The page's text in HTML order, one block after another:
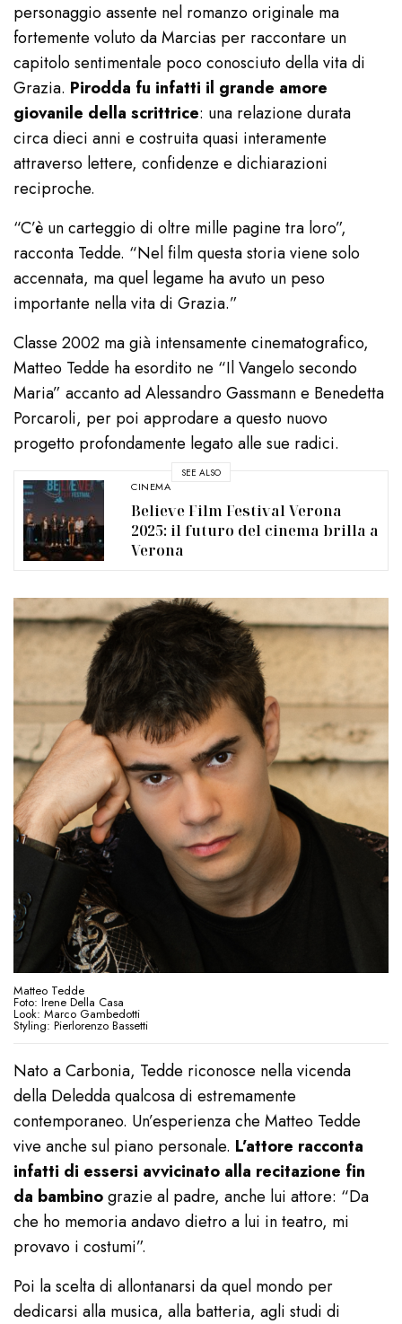
personaggio assente nel romanzo originale ma
fortemente voluto da Marcias per raccontare un
capitolo sentimentale poco conosciuto della vita di
Grazia. Pirodda fu infatti il grande amore
giovanile della scrittrice: una relazione durata
circa dieci anni e costruita quasi interamente
attraverso lettere, confidenze e dichiarazioni
reciproche.
“C’è un carteggio di oltre mille pagine tra loro”,
racconta Tedde. “Nel film questa storia viene solo
accennata, ma quel legame ha avuto un peso
importante nella vita di Grazia.”
Classe 2002 ma già intensamente cinematografico,
Matteo Tedde ha esordito ne “Il Vangelo secondo
Maria” accanto ad Alessandro Gassmann e Benedetta
Porcaroli, per poi approdare a questo nuovo
progetto profondamente legato alle sue radici.
SEE ALSO
CINEMA
Believe Film Festival Verona
2025: il futuro del cinema brilla a
Verona
Matteo Tedde
Foto: Irene Della Casa
Look: Marco Gambedotti
Styling: Pierlorenzo Bassetti
Nato a Carbonia, Tedde riconosce nella vicenda
della Deledda qualcosa di estremamente
contemporaneo. Un’esperienza che Matteo Tedde
vive anche sul piano personale. L’attore racconta
infatti di essersi avvicinato alla recitazione fin
da bambinograzie al padre, anche lui attore: “Da
che ho memoria andavo dietro a lui in teatro, mi
provavo i costumi”.
Poi la scelta di allontanarsi da quel mondo per
dedicarsi alla musica, alla batteria, agli studi di